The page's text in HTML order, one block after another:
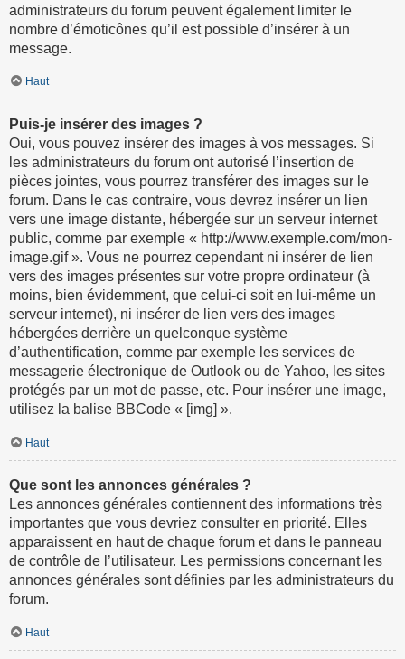
administrateurs du forum peuvent également limiter le
nombre d’émoticônes qu’il est possible d’insérer à un
message.
Haut
Puis-je insérer des images ?
Oui, vous pouvez insérer des images à vos messages. Si
les administrateurs du forum ont autorisé l’insertion de
pièces jointes, vous pourrez transférer des images sur le
forum. Dans le cas contraire, vous devrez insérer un lien
vers une image distante, hébergée sur un serveur internet
public, comme par exemple « http://www.exemple.com/mon-
image.gif ». Vous ne pourrez cependant ni insérer de lien
vers des images présentes sur votre propre ordinateur (à
moins, bien évidemment, que celui-ci soit en lui-même un
serveur internet), ni insérer de lien vers des images
hébergées derrière un quelconque système
d’authentification, comme par exemple les services de
messagerie électronique de Outlook ou de Yahoo, les sites
protégés par un mot de passe, etc. Pour insérer une image,
utilisez la balise BBCode « [img] ».
Haut
Que sont les annonces générales ?
Les annonces générales contiennent des informations très
importantes que vous devriez consulter en priorité. Elles
apparaissent en haut de chaque forum et dans le panneau
de contrôle de l’utilisateur. Les permissions concernant les
annonces générales sont définies par les administrateurs du
forum.
Haut